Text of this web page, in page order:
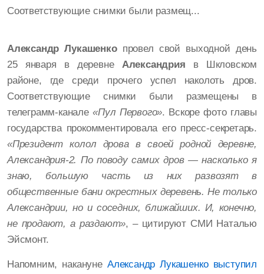
Соответствующие снимки были размещ...
Александр Лукашенкопровел свой выходной день
25 января в деревне Александрия в Шкловском
районе, где среди прочего успел наколоть дров.
Соответствующие снимки были размещены в
телеграмм-канале«Пул Первого». Вскоре фото главы
государства прокомментировала его пресс-секретарь.
«Президент колол дрова в своей родной деревне,
Александрия-2. По поводу самих дров — насколько я
знаю, большую часть из них развозят в
общественные бани окрестных деревень. Не только
Александрии, но и соседних, ближайших. И, конечно,
не продают, а раздают», – цитируют СМИ Наталью
Эйсмонт.
Напомним, накануне Александр Лукашенко выступил